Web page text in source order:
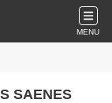
MENU
SAENES